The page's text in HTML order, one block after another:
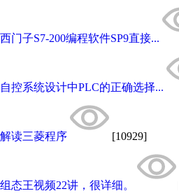
西门子S7-200编程软件SP9直接...
自控系统设计中PLC的正确选择...
解读三菱程序 [10929]
组态王视频22讲，很详细。